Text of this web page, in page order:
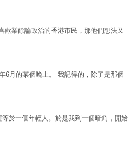
業餘論政治的香港市民，那他們想法又
6月的某個晚上。 我記得的，除了是那個
於一個年輕人。於是我到一個暗角，開始